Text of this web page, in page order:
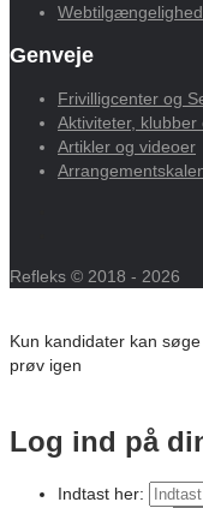
Webtilgængelighed
Genveje
Frivilligcenter og
Aktiviteter,
Artikler og videoer
Refleks © 2018 - 2026
Kun kandidater kan
prøv igen
Log ind på
Indtast her: